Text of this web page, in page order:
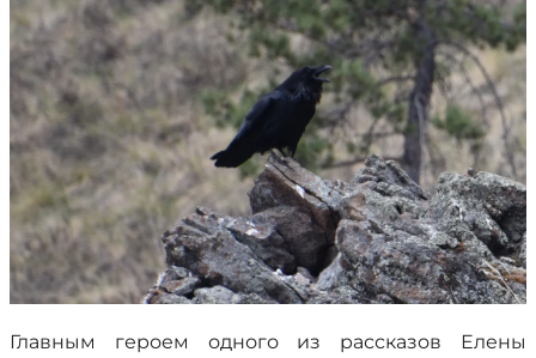
Главным героем одного из рассказов Елены